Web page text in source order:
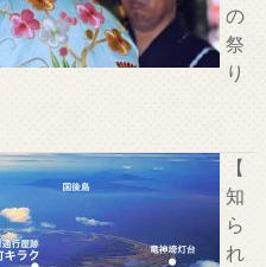
の
祭
り
【
知
ら
れ